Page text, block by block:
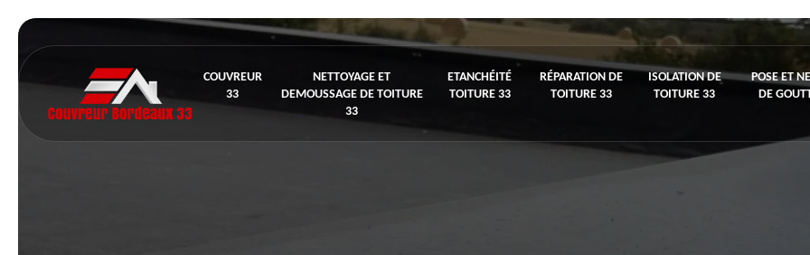
COUVREUR
33
NETTOYAGE ET
DEMOUSSAGE DE TOITURE
33
ETANCHÉITÉ
TOITURE 33
RÉPARATION DE
TOITURE 33
ISOLATION DE
TOITURE 33
POSE ET
DE